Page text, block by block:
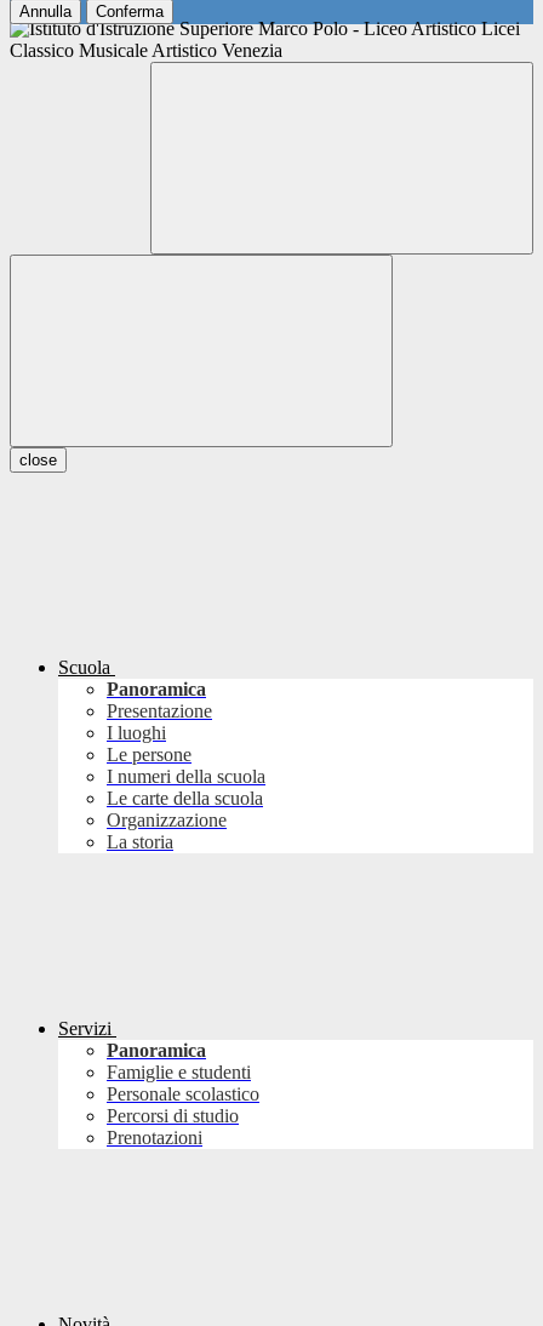
Annulla Conferma
close
Scuola
Panoramica
Presentazione
I luoghi
Le persone
I numeri della scuola
Le carte della scuola
Organizzazione
La storia
Servizi
Panoramica
Famiglie e studenti
Personale scolastico
Percorsi di studio
Prenotazioni